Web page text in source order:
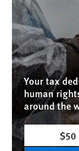
Your tax
human
around the
$50